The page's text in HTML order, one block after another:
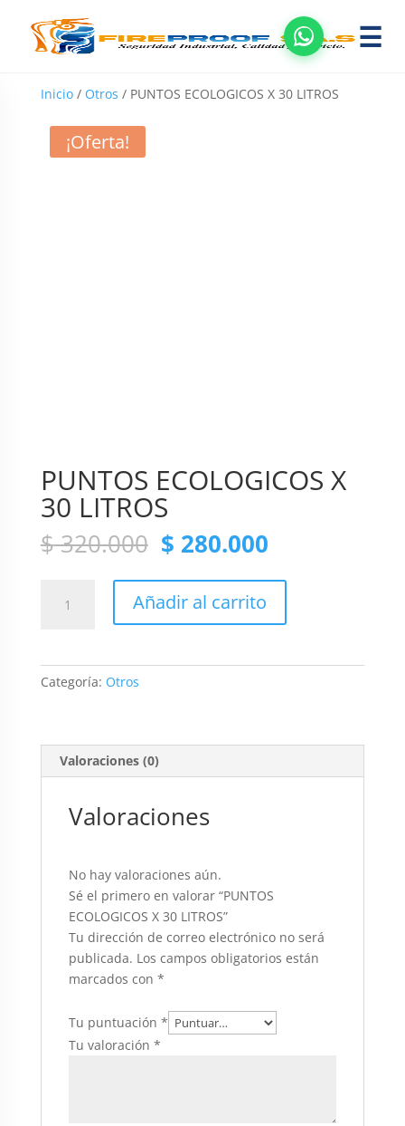
☰
Inicio/ Otros / PUNTOS ECOLOGICOS X 30 LITROS
¡Oferta!
PUNTOS ECOLOGICOS X
30 LITROS
$320.000 Original
price
was:
$ 320.000.
$ 280.000Current
is:
ECOLOGICOS
cantidad
Añadir al carrito
Categoría: Otros
Valoraciones (0)
Valoraciones
No hay valoraciones aún.
Sé el primero en valorar “PUNTOS
ECOLOGICOS X 30 LITROS”
Tu dirección de correo electrónico no será
publicada. Los campos obligatorios están
marcados con *
Tu puntuación *
Tu valoración *